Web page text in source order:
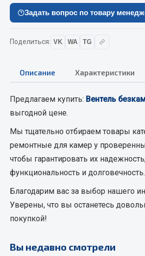
Весь раздел
Охладжающие жидкости
Болты
Гайки
Кольца стопорные
Пресс-масленки
Пробки
Задать вопрос по товару
Поделиться: VK WA TG
Описание Характеристики
Предлагаем купить: Вентель
выгодной цене.
Мы тщательно отбираем товары
ремонтные для камер у
чтобы гарантировать их
функциональность и долговечность.
Благодарим вас за выбор нашего
Уверены, что вы останетесь
покупкой!
Вы недавно смотрели